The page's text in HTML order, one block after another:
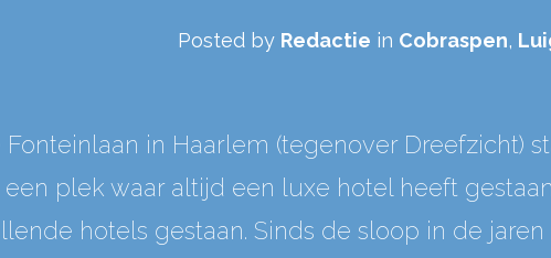
Posted by Redactie in Cobraspen,
Fonteinlaan in Haarlem (tegenover Dreefzicht)
plek waar altijd een luxe hotel heeft
hotels gestaan. Sinds de sloop in de